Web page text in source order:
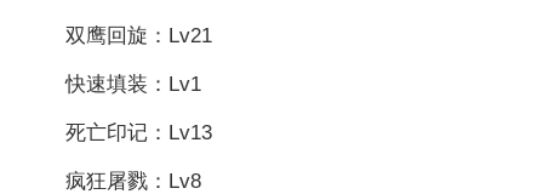
双鹰回旋：Lv21
快速填装：Lv1
死亡印记：Lv13
疯狂屠戮：Lv8